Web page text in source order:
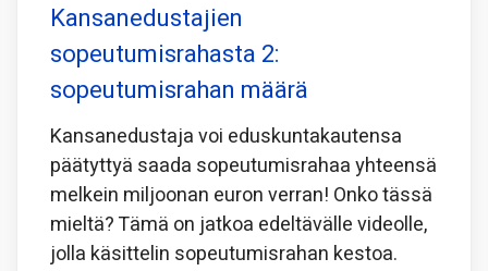
Kansanedustajien
sopeutumisrahasta 2:
sopeutumisrahan määrä
Kansanedustaja voi eduskuntakautensa
päätyttyä saada sopeutumisrahaa yhteensä
melkein miljoonan euron verran! Onko tässä
mieltä? Tämä on jatkoa edeltävälle videolle,
jolla käsittelin sopeutumisrahan kestoa.